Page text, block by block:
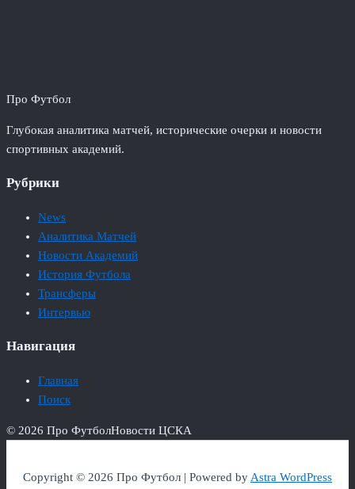
Про Футбол
Глубокая аналитика матчей, исторические очерки и новости
спортивных академий.
Рубрики
News
Аналитика Матчей
Новости Академий
История Футбола
Трансферы
Интервью
Навигация
Главная
Поиск
© 2026 Про ФутболНовости ЦСКА
Copyright © 2026 Про Футбол | Powered byAstra WordPress